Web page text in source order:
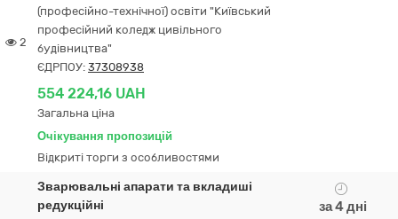
2
(професійно-технічної) освіти "Київський
професійний коледж цивільного
будівництва"
ЄДРПОУ: 37308938
554 224,16 UAH
Загальна ціна
Очікування пропозицій
Відкриті торги з особливостями
Зварювальні апарати та вкладиші
редукційні
за 4 дні